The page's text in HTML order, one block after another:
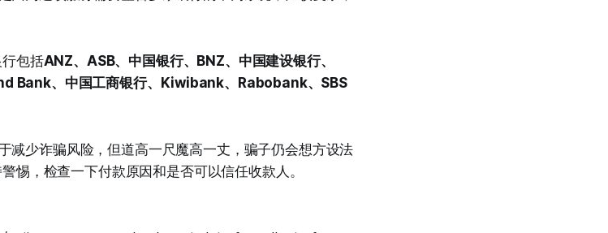
包括ANZ、ASB、中国银行、BNZ、中国建设银行、
、中国工商银行、Kiwibank、Rabobank、SBS
减少诈骗风险，但道高一尺魔高一丈，骗子仍会想方设法
惕，检查一下付款原因和是否可以信任收款人。